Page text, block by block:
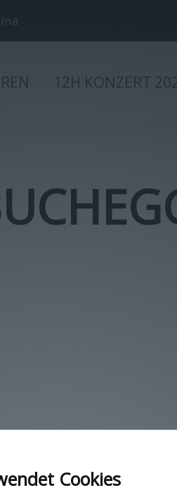
12H KONZERT
Cookies